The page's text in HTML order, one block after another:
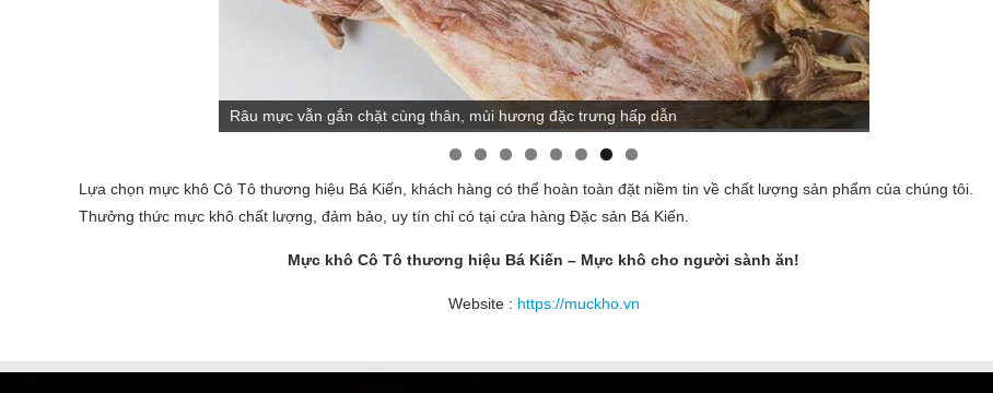
Mực khô Bá Kiến đóng gói, hút chân không cẩn thận
Lựa chọn mực khô Cô Tô thương hiệu Bá Kiến, khách hàng có thể hoàn toàn đặt niềm tin về chất lượng sản phẩm của chúng tôi.
Thưởng thức mực khô chất lượng, đảm bảo, uy tín chỉ có tại cửa hàng Đặc sản Bá Kiến.
Mực khô Cô Tô thương hiệu Bá Kiến – Mực khô cho người sành ăn!
Website : https://muckho.vn